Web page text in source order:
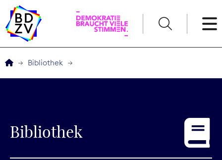
Service
Bibliothek
Bibliothek